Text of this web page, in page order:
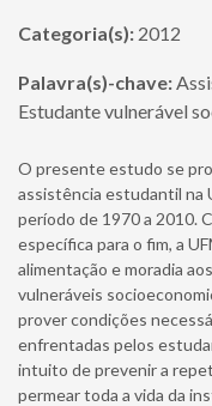
Categoria(s): 2012
Palavra(s)-chave:
Estudante vulnerável
O presente estudo se
assistência estudantil na
período de 1970 a 2010.
específica para o fim, a
alimentação e moradia
vulneráveis
prover condições
enfrentadas pelos
intuito de prevenir a
permear toda a vida da